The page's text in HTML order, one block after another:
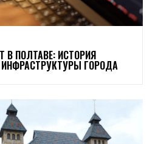
В ПОЛТАВЕ: ИСТОРИЯ
ГОРОДА